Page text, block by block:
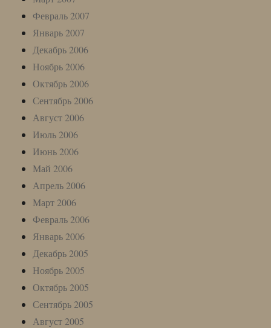
Февраль 2007
Январь 2007
Декабрь 2006
Ноябрь 2006
Октябрь 2006
Сентябрь 2006
Август 2006
Июль 2006
Июнь 2006
Май 2006
Апрель 2006
Март 2006
Февраль 2006
Январь 2006
Декабрь 2005
Ноябрь 2005
Октябрь 2005
Сентябрь 2005
Август 2005